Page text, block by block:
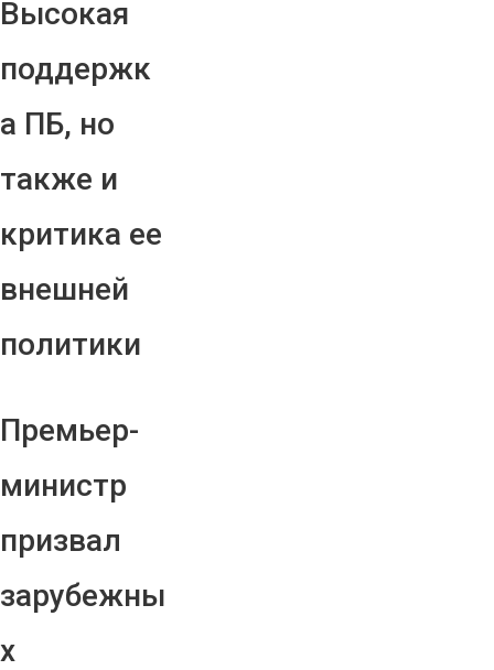
Высокая
поддержк
а ПБ, но
также и
критика ее
внешней
политики
Премьер-
министр
призвал
зарубежны
х